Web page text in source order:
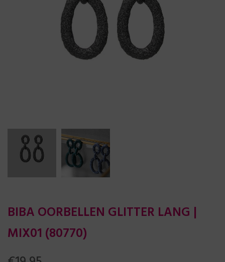
BIBA OORBELLEN GLITTER LANG |
MIX01 (80770)